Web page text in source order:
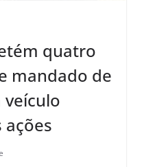
quatro
mandado de
veículo